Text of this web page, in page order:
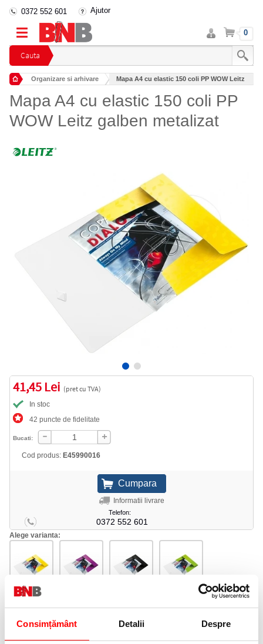
Consimțământ Detalii Despre
Cauta
0372 552 601 Ajutor
Intra
in
cont
Cos 0
Organizare si arhivare
Mapa A4 cu elastic 150 coli PP WOW Leitz
Mapa A4 cu elastic 150 coli PP
WOW Leitz galben metalizat
41,45 Lei (pret cu TVA)
In stoc
42 puncte de fidelitate
Bucati:
Cod produs: E45990016
Informatii livrare
Telefon:
0372 552 601
Alege varianta:
Galben